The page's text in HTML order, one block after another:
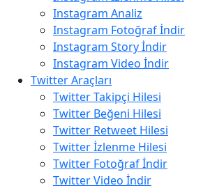
Instagram Analiz
Instagram Fotoğraf İndir
Instagram Story İndir
Instagram Video İndir
Twitter Araçları
Twitter Takipçi Hilesi
Twitter Beğeni Hilesi
Twitter Retweet Hilesi
Twitter İzlenme Hilesi
Twitter Fotoğraf İndir
Twitter Video İndir